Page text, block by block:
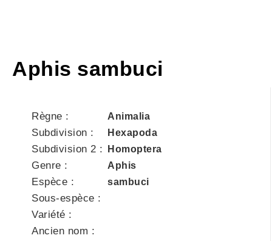
Aphis sambuci
Règne : Animalia
Subdivision : Hexapoda
Subdivision 2 : Homoptera
Genre : Aphis
Espèce : sambuci
Sous-espèce :
Variété :
Ancien nom :